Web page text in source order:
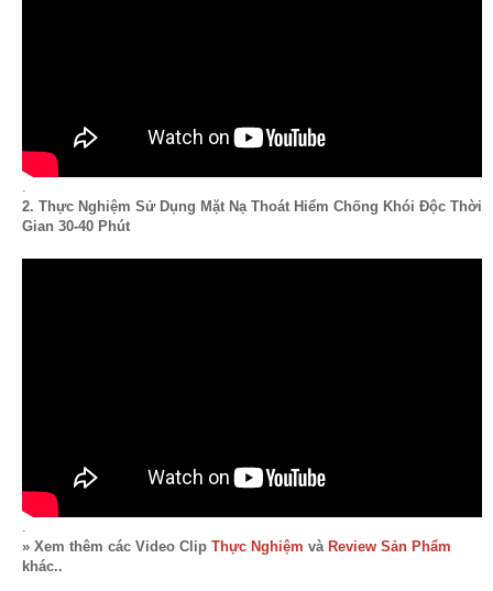
2. Thực Nghiệm Sử Dụng Mặt Nạ Thoát Hiểm Chống Khói Độc Thời
Gian 30-40 Phút
» Xem thêm các Video Clip Thực Nghiệm và Review Sản Phẩm
khác..